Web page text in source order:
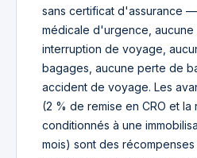
sans certificat d'assurance
médicale d'urgence, aucune
interruption de voyage,
bagages, aucune perte de
accident de voyage. Les
(2 % de remise en CRO et la
conditionnés à une
mois) sont des